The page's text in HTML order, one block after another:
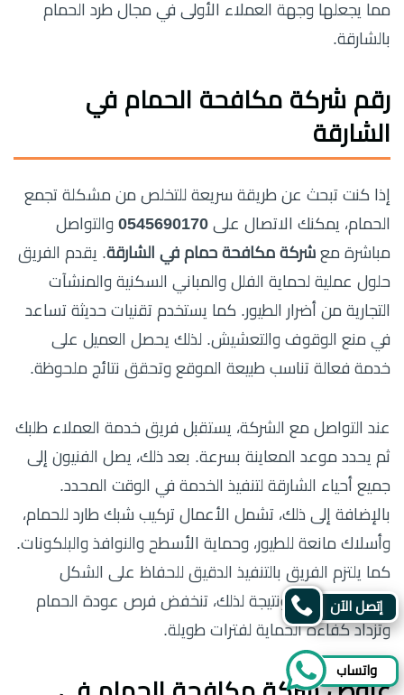
مما يجعلها وجهة العملاء الأولى في مجال طرد الحمام
بالشارقة.
رقم شركة مكافحة الحمام في
الشارقة
إذا كنت تبحث عن طريقة سريعة للتخلص من مشكلة تجمع
الحمام، يمكنك الاتصال على 0545690170 والتواصل
مباشرة مع شركة مكافحة حمام في الشارقة. يقدم الفريق
حلول عملية لحماية الفلل والمباني السكنية والمنشآت
التجارية من أضرار الطيور. كما يستخدم تقنيات حديثة تساعد
في منع الوقوف والتعشيش. لذلك يحصل العميل على
خدمة فعالة تناسب طبيعة الموقع وتحقق نتائج ملحوظة.
عند التواصل مع الشركة، يستقبل فريق خدمة العملاء طلبك
ثم يحدد موعد المعاينة بسرعة. بعد ذلك، يصل الفنيون إلى
جميع أحياء الشارقة لتنفيذ الخدمة في الوقت المحدد.
بالإضافة إلى ذلك، تشمل الأعمال تركيب شبك طارد للحمام،
وأسلاك مانعة للطيور، وحماية الأسطح والنوافذ والبلكونات.
كما يلتزم الفريق بالتنفيذ الدقيق للحفاظ على الشكل
الجمالي للمبنى. ونتيجة لذلك، تنخفض فرص عودة الحمام
وتزداد كفاءة الحماية لفترات طويلة.
إتصل الآن
واتساب